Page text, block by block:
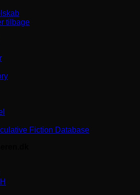
tilbage
Fiction Database